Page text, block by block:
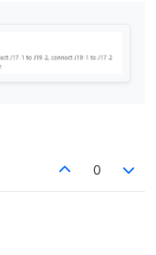
0